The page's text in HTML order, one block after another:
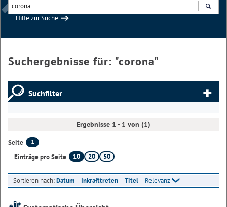
Hilfe zur Suche
Suchergebnisse für: "corona"
Suchfilter
Ergebnisse 1 - 1 von (1)
Seite
1
Einträge pro Seite
10 20 50
Sortieren nach:Datum Inkrafttreten Titel Relevanz